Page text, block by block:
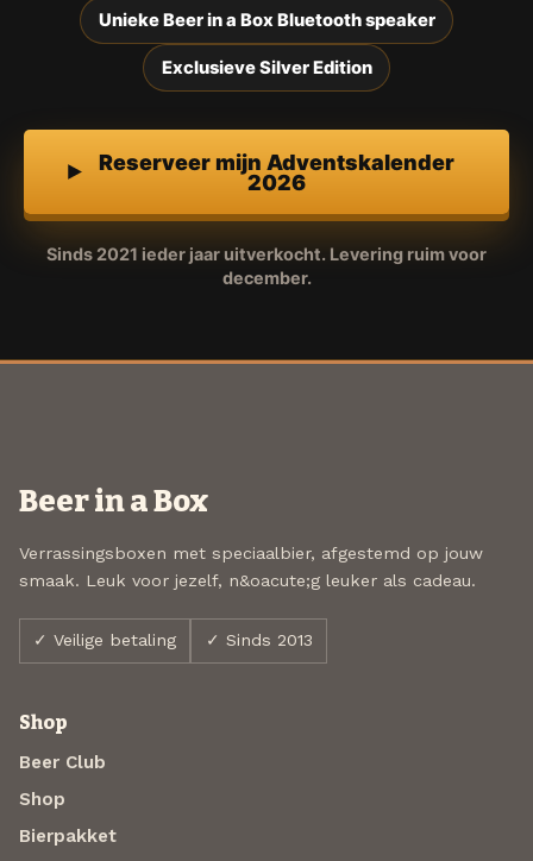
Unieke Beer in a Box Bluetooth speaker
Exclusieve Silver Edition
Reserveer mijn Adventskalender
2026
Sinds 2021 ieder jaar uitverkocht. Levering ruim voor
december.
Beer in a Box
Verrassingsboxen met speciaalbier, afgestemd op jouw
smaak. Leuk voor jezelf, n&oacute;g leuker als cadeau.
✓ Veilige betaling ✓ Sinds 2013
Shop
Beer Club
Shop
Bierpakket